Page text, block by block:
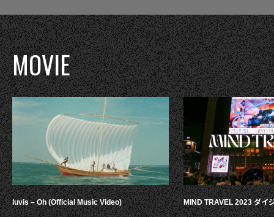
MOVIE
luvis – Oh (Official Music Video) MIND TRAVEL 2023 ダイ